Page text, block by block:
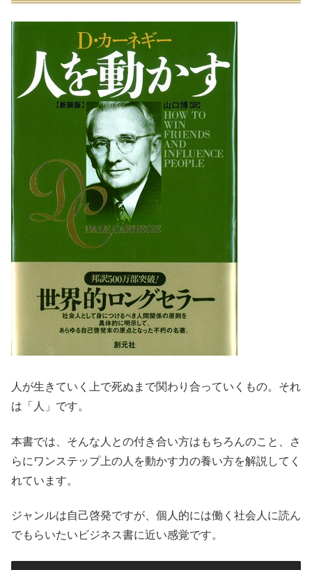
人が生きていく上で死ぬまで関わり合っていくもの。それ
は「人」です。
本書では、そんな人との付き合い方はもちろんのこと、さ
らにワンステップ上の人を動かす力の養い方を解説してく
れています。
ジャンルは自己啓発ですが、個人的には働く社会人に読ん
でもらいたいビジネス書に近い感覚です。